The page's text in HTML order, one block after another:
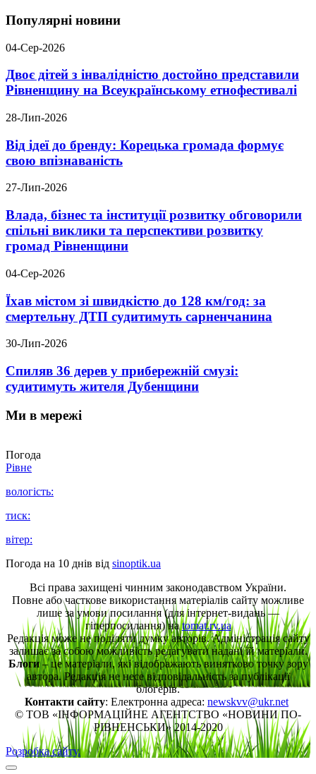
Популярні новини
04-Сер-2026
Двоє дітей з інвалідністю достойно представили
Рівненщину на Всеукраїнському етнофестивалі
28-Лип-2026
Від ідеї до бренду: Корецька громада формує
свою впізнаваність
27-Лип-2026
Влада, бізнес та інституції розвитку обговорили
спільні виклики та перспективи розвитку
громад Рівненщини
04-Сер-2026
Їхав містом зі швидкістю до 128 км/год: за
смертельну ДТП судитимуть сарненчанина
30-Лип-2026
Спиляв 36 дерев у прибережній смузі:
судитимуть жителя Дубенщини
Ми в мережі
Погода
Рівне
вологість:
тиск:
вітер:
Погода на 10 днів від sinoptik.ua
Всі права захищені чинним законодавством України.
Повне або часткове використання матеріалів сайту можливе
лише за умови посилання (для інтернет-видань —
гіперпосилання) наtomat.rv.ua
Редакція може не поділяти думку авторів. Адміністрація сайту
залишає за собою можливість редагувати надані їй матеріали.
Блоги– це матеріали, які відображають винятково точку зору
автора. Редакція не несе відповідальність за публікації
блогерів.
Контакти сайту: Електронна адреса: newskvv@ukr.net
© ТОВ «ІНФОРМАЦІЙНЕ АГЕНТСТВО «НОВИНИ ПО-
РІВНЕНСЬКИ» 2014-2020
Розробка сайту.